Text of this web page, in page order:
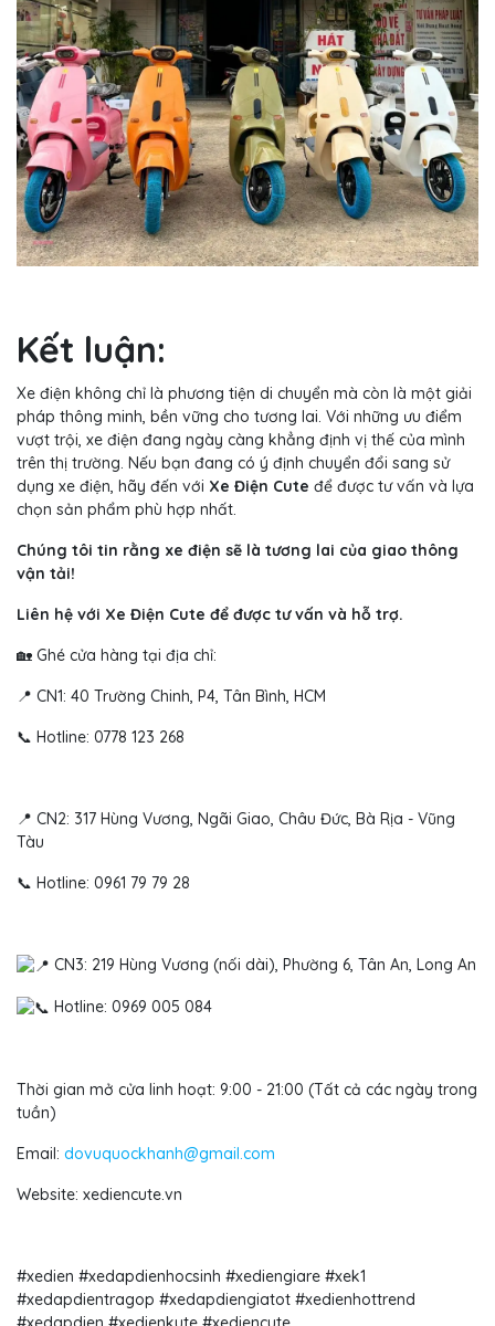
Kết luận:
Xe điện không chỉ là phương tiện di chuyển mà còn là một giải
pháp thông minh, bền vững cho tương lai. Với những ưu điểm
vượt trội, xe điện đang ngày càng khẳng định vị thế của mình
trên thị trường. Nếu bạn đang có ý định chuyển đổi sang sử
dụng xe điện, hãy đến với Xe Điện Cute để được tư vấn và lựa
chọn sản phẩm phù hợp nhất.
Chúng tôi tin rằng xe điện sẽ là tương lai của giao thông
vận tải!
Liên hệ với Xe Điện Cute để được tư vấn và hỗ trợ.
🏡 Ghé cửa hàng tại địa chỉ:
📍 CN1: 40 Trường Chinh, P4, Tân Bình, HCM
📞 Hotline: 0778 123 268
📍 CN2: 317 Hùng Vương, Ngãi Giao, Châu Đức, Bà Rịa - Vũng
Tàu
📞 Hotline: 0961 79 79 28
CN3: 219 Hùng Vương (nối dài), Phường 6, Tân An, Long An
Hotline: 0969 005 084
Thời gian mở cửa linh hoạt: 9:00 - 21:00 (Tất cả các ngày trong
tuần)
Email: dovuquockhanh@gmail.com
Website: xediencute.vn
#xedien #xedapdienhocsinh #xediengiare #xek1
#xedapdientragop #xedapdiengiatot #xedienhottrend